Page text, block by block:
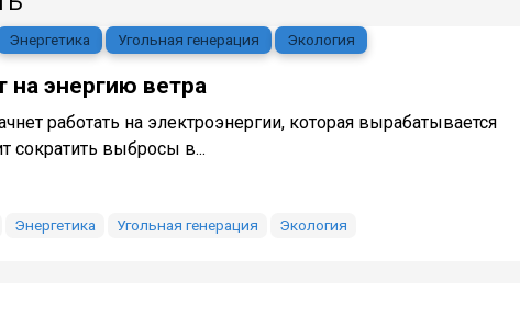
Энергетика Угольная генерация Экология
на энергию ветра
работать на электроэнергии, которая вырабатывается
сократить выбросы в...
Энергетика Угольная генерация Экология